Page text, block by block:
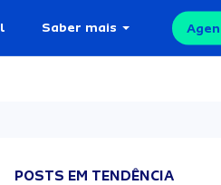
Saber mais
POSTS EM TENDÊNCIA